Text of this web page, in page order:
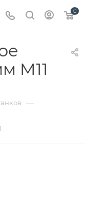
0
M11
—